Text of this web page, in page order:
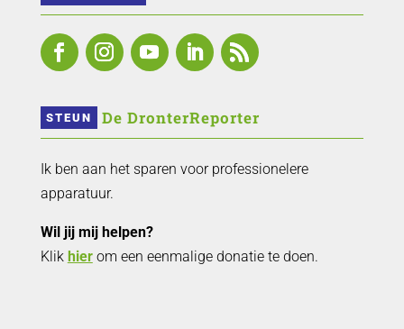
STEUN De DronterReporter
Ik ben aan het sparen voor professionelere
apparatuur.
Wil jij mij helpen?
Klik hierom een eenmalige donatie te doen.